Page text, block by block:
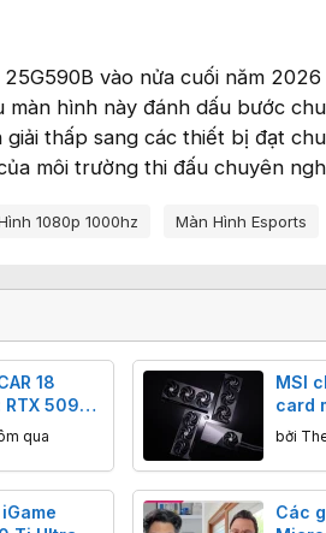
vào nửa cuối năm
màn hình này đánh dấu bước
thấp sang các thiết bị đạt
môi trường thi đấu chuyên
1080p 1000hz Màn Hình Esports
18
RTX 5090,
4K 240Hz,
qua
MSI
card
20%
bởi
Các